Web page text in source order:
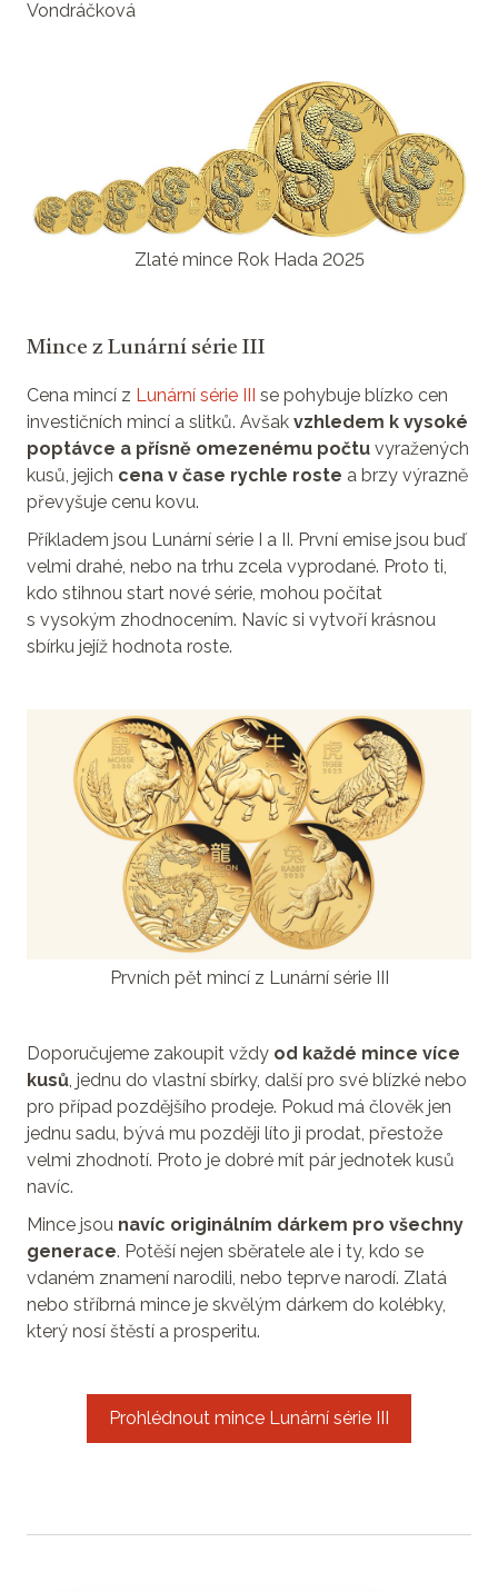
Vondráčková
Zlaté mince Rok Hada 2025
Mince z Lunární série III
Cena mincí z Lunární série III se pohybuje blízko cen
investičních mincí a slitků. Avšak vzhledem k vysoké
poptávce a přísně omezenému počtu vyražených
kusů, jejich cena v čase rychle roste a brzy výrazně
převyšuje cenu kovu.
Příkladem jsou Lunární série I a II. První emise jsou buď
velmi drahé, nebo na trhu zcela vyprodané. Proto ti,
kdo stihnou start nové série, mohou počítat
s vysokým zhodnocením. Navíc si vytvoří krásnou
sbírku jejíž hodnota roste.
Prvních pět mincí z Lunární série III
Doporučujeme zakoupit vždy od každé mince více
kusů, jednu do vlastní sbírky, další pro své blízké nebo
pro případ pozdějšího prodeje. Pokud má člověk jen
jednu sadu, bývá mu později líto ji prodat, přestože
velmi zhodnotí. Proto je dobré mít pár jednotek kusů
navíc.
Mince jsou navíc originálním dárkem pro všechny
generace. Potěší nejen sběratele ale i ty, kdo se
vdaném znamení narodili, nebo teprve narodí. Zlatá
nebo stříbrná mince je skvělým dárkem do kolébky,
který nosí štěstí a prosperitu.
Prohlédnout mince Lunární série III